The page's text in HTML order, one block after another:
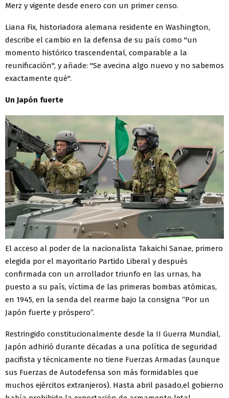
Merz y vigente desde enero con un primer censo.
Liana Fix, historiadora alemana residente en Washington,
describe el cambio en la defensa de su país como "un
momento histórico trascendental, comparable a la
reunificación", y añade: "Se avecina algo nuevo y no sabemos
exactamente qué".
Un Japón fuerte
El acceso al poder de la nacionalista Takaichi Sanae, primero
elegida por el mayoritario Partido Liberal y después
confirmada con un arrollador triunfo en las urnas, ha
puesto a su país, víctima de las primeras bombas atómicas,
en 1945, en la senda del rearme bajo la consigna “Por un
Japón fuerte y próspero”.
Restringido constitucionalmente desde la II Guerra Mundial,
Japón adhirió durante décadas a una política de seguridad
pacifista y técnicamente no tiene Fuerzas Armadas (aunque
sus Fuerzas de Autodefensa son más formidables que
muchos ejércitos extranjeros). Hasta abril pasado,el gobierno